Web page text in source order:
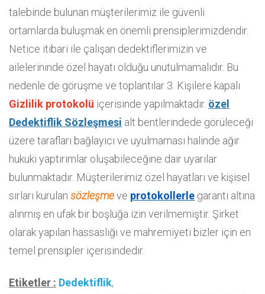
talebinde bulunan müşterilerimiz ile güvenli
ortamlarda buluşmak en önemli prensiplerimizdendir.
Netice itibari ile çalışan dedektiflerimizin ve
ailelerininde özel hayatı olduğu unutulmamalıdır. Bu
nedenle de görüşme ve toplantılar 3. Kişilere kapalı
Gizlilik protokolü içerisinde yapılmaktadır. özel
Dedektiflik Sözleşmesi alt bentlerindede görüleceği
üzere tarafları bağlayıcı ve uyulmaması halinde ağır
hukuki yaptırımlar oluşabileceğine dair uyarılar
bulunmaktadır. Müşterilerimiz özel hayatları ve kişisel
sırları kurulan sözleşmeve protokollerle garanti altına
alınmış en ufak bir boşluğa izin verilmemiştir. Şirket
olarak yapılan hassaslığı ve mahremiyeti bizler için en
temel prensipler içerisindedir.
Etiketler : Dedektiflik,